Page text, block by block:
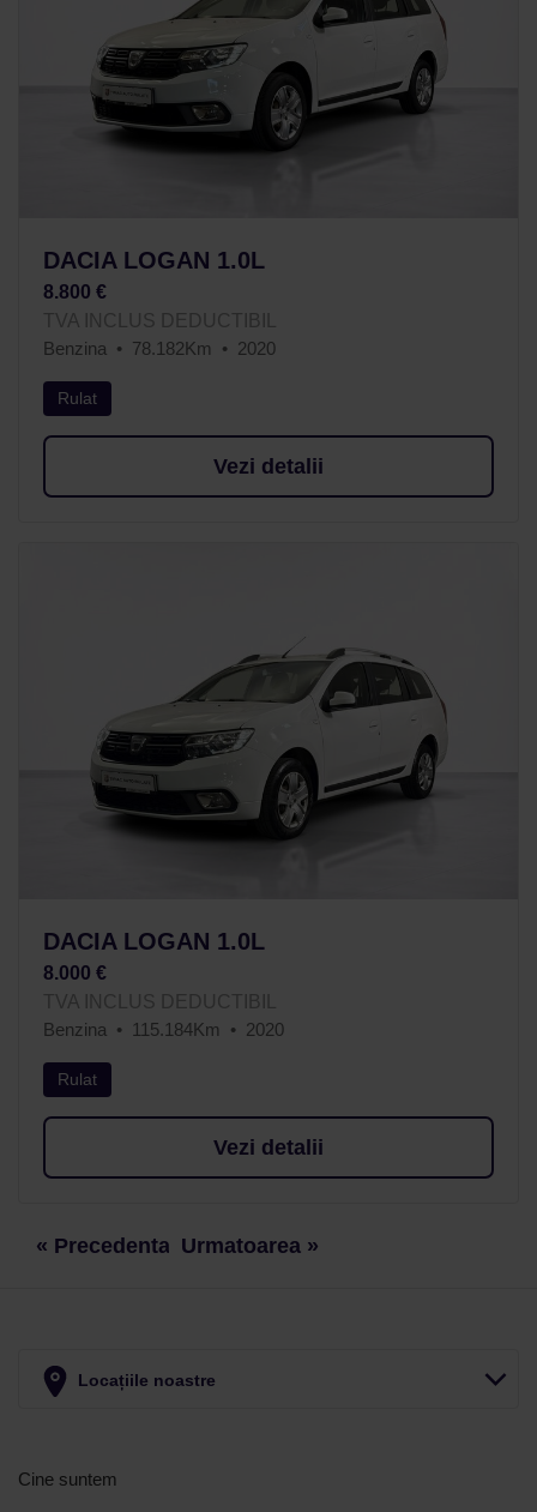
DACIA LOGAN 1.0L
8.800 €
TVA INCLUS DEDUCTIBIL
Benzina
78.182Km 2020
Rulat
Vezi detalii
DACIA LOGAN 1.0L
8.000 €
TVA INCLUS DEDUCTIBIL
Benzina
115.184Km 2020
Rulat
Vezi detalii
« Precedenta Urmatoarea »
Locațiile noastre
Cine suntem